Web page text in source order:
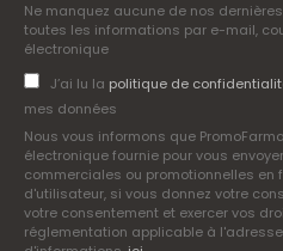
Ne manquez aucune de nos
toutes les informations par e-mail,
électronique
J’ai lu la politique de
mes données
Nous vous informons que
électronique fournie pour vous
commerciales ou promotionnelles en
d'utilisateur, si vous donnez votre
votre consentement et exercer vos
réglementation applicable à